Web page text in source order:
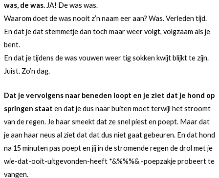
was, de was. JA! De was was.
Waarom doet de was nooit z’n naam eer aan? Was. Verleden tijd.
En dat je dat stemmetje dan toch maar weer volgt, volgzaam als je
bent.
En dat je tijdens de was vouwen weer tig sokken kwijt blijkt te zijn.
Juist. Zo’n dag.
Dat je vervolgens naar beneden loopt en je ziet dat je hond op
springen staat en dat je dus naar buiten moet terwijl het stroomt
van de regen. Je haar smeekt dat ze snel piest en poept. Maar dat
je aan haar neus al ziet dat dat dus niet gaat gebeuren. En dat hond
na 15 minuten pas poept en jij in de stromende regen de drol met je
wie-dat-ooit-uitgevonden-heeft *&%%%& -poepzakje probeert te
vangen.